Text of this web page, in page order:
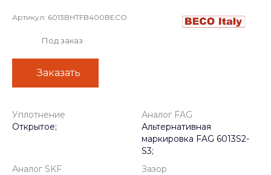
Артикул: 6013BHTFB400BECO
Под заказ
Заказать
Уплотнение
Открытое;
Аналог FAG
Альтернативная
маркировка FAG 6013S2-
S3;
Аналог SKF
Зазор